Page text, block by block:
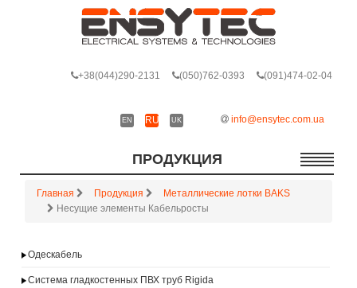
(091)474-02-04
(050)762-0393
+38(044)290-2131
info@ensytec.com.ua
UK
RU
EN
ПРОДУКЦИЯ
Главная Продукция
Металлические лотки BAKS
Несущие элементы Кабельросты
Одескабель
Система гладкостенных ПВХ труб Rigida